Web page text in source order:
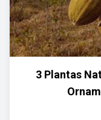
3 Plantas